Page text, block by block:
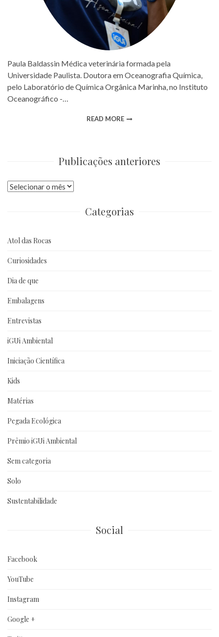
Paula Baldassin Médica veterinária formada pela
Universidade Paulista. Doutora em Oceanografia Química,
pelo Laboratório de Química Orgânica Marinha, no Instituto
Oceanográfico -…
READ MORE
Publicações anteriores
Publicações
Categorias
Atol das Rocas
Curiosidades
Dia de que
Embalagens
Entrevistas
iGUi Ambiental
Iniciação Científica
Kids
Matérias
Pegada Ecológica
Prêmio iGUi Ambiental
Sem categoria
Solo
Sustentabilidade
Social
Facebook
YouTube
Instagram
Google +